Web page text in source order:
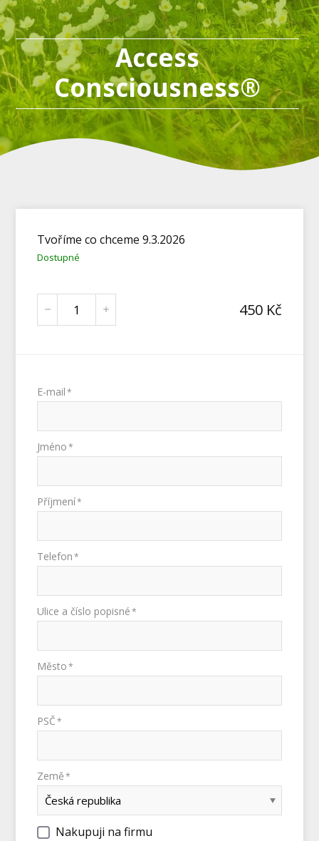
Access
Consciousness®
Tvoříme co chceme 9.3.2026
Dostupné
450Kč
E-mail *
Jméno *
Příjmení*
Telefon *
Ulice a číslo popisné *
Město *
PSČ *
Země *
Nakupuji na firmu